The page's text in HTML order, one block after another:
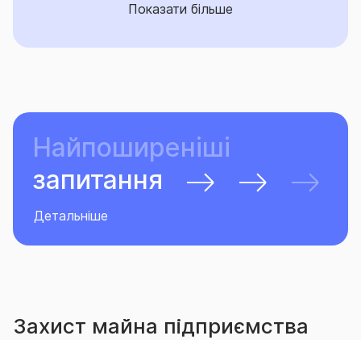
Показати більше
Найпоширеніші
запитання
Детальніше
Захист майна підприємства